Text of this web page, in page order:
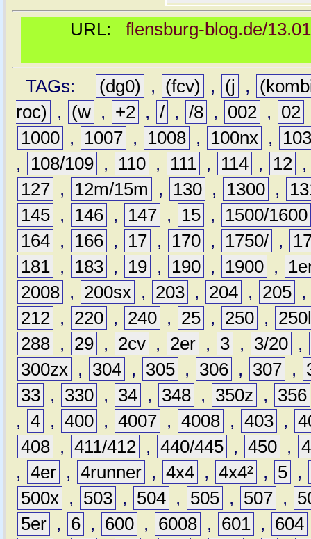
URL: flensburg-blog.de/
TAGs: (dg0) , (fcv) , (j ,
roc)
, (w , +2 , / , /8 , 002 , 02
1000 , 1007 , 1008 , 100nx ,
,
108/109 , 110 , 111 , 114 , 12
127 , 12m/15m , 130 , 1300 ,
145 , 146 , 147 , 15 ,
1500/1600
164 , 166 , 17 , 170 , 1750/ ,
181 , 183 , 19 , 190 , 1900 ,
2008 , 200sx , 203 , 204 , 205 ,
212 , 220 , 240 , 25 , 250 ,
288 , 29 , 2cv , 2er , 3 , 3/20 ,
300zx , 304 , 305 , 306 , 307 ,
33 , 330 , 34 , 348 , 350z ,
356
, 4 , 400 , 4007 , 4008 , 403 ,
408 , 411/412 , 440/445 , 450 ,
, 4er , 4runner , 4x4 , 4x4² , 5 ,
500x , 503 , 504 , 505 , 507 ,
5er , 6 , 600 , 6008 , 601 , 604